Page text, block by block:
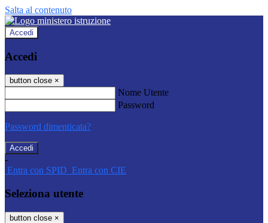
Salta al contenuto
Accedi
Accedi
button close ×
Nome Utente
Password
Password dimenticata?
-
Entra con SPID Entra con CIE
Seleziona utente
button close ×